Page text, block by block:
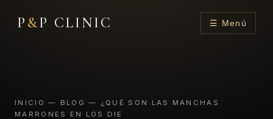
P &P CLINIC ☰ Menú
INICIO — BLOG — ¿QUÉ SON LAS MANCHAS
MARRONES EN LOS DIE